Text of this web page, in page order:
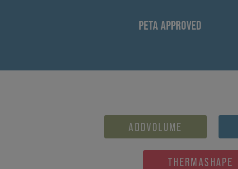
PETA APPROVED
ADDVOLUME
THERMASHAPE